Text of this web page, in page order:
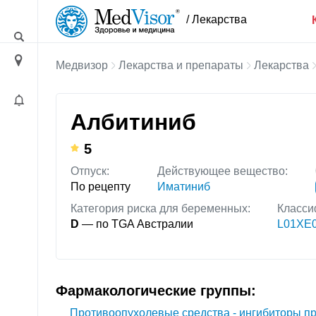
/ Лекарства
Медвизор Лекарства и препараты Лекарства
Албитиниб
5
Отпуск:
По рецепту
Действующее вещество:
Иматиниб
Категория риска для беременных:
D — по TGA Австралии
Фармакологические группы:
Противоопухолевые средства - ингибиторы